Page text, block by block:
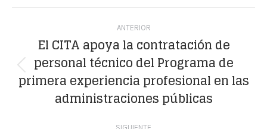
Navegación
entre
publicaciones
ANTERIOR
Publicación
anterior:
El CITA apoya la contratación de
personal técnico del Programa de
primera experiencia profesional en las
admi­nistraciones públicas
SIGUIENTE